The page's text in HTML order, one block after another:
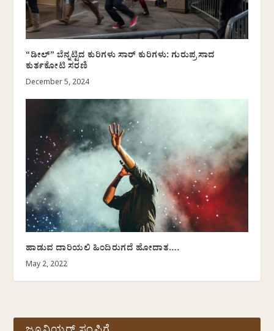
“ಡೀಲ್‌” ಬೆನ್ನಟ್ಟಿದ ಕುರಿಗಳು ಸಾರ್‌ ಕುರಿಗಳು: ಗುರುಪ್ರಸಾದ
ಕುರ್ತಕೋಟಿ ಸರಣಿ
December 5, 2024
ಹಾಡುವ ದಾರಿಯಲಿ ಹಿಂದಿರುಗದೆ ಹೋದಾತ….
May 2, 2022